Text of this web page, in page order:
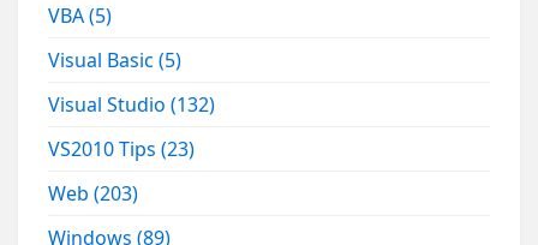
VBA(5)
Visual Basic(5)
Visual Studio(132)
VS2010 Tips(23)
Web(203)
Windows(89)